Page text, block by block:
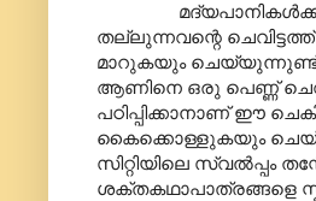
മദ്യപാനികൾക്ക്
തല്ലുന്നവന്റെ
മാറുകയും ചെയ്യുന്നുണ്ട്
ആണിനെ ഒരു പെണ്ണ്
പഠിപ്പിക്കാനാണ് ഈ
കൈക്കൊള്ളുകയും
സിറ്റിയിലെ സ്വൽ‌പ്പം
ശക്തകഥാപാത്രങ്ങളെ